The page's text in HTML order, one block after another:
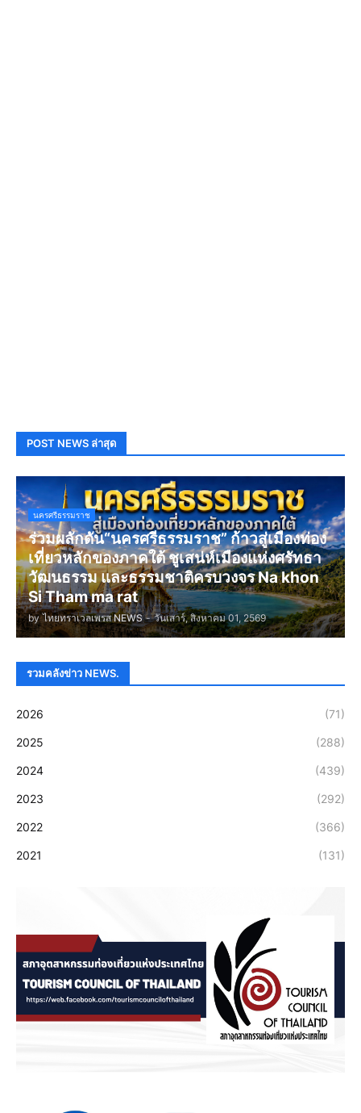
POST NEWS ล่าสุด
นครศรีธรรมราช
ร่วมผลักดัน“นครศรีธรรมราช” ก้าวสู่เมืองท่อง
เที่ยวหลักของภาคใต้ ชูเสน่ห์เมืองแห่งศรัทธา
วัฒนธรรม และธรรมชาติครบวงจร Na khon
Si Tham ma rat
by ไทยทราเวลเพรส NEWS - วันเสาร์, สิงหาคม 01, 2569
รวมคลังข่าว NEWS.
2026 (71)
2025 (288)
2024 (439)
2023 (292)
2022 (366)
2021 (131)